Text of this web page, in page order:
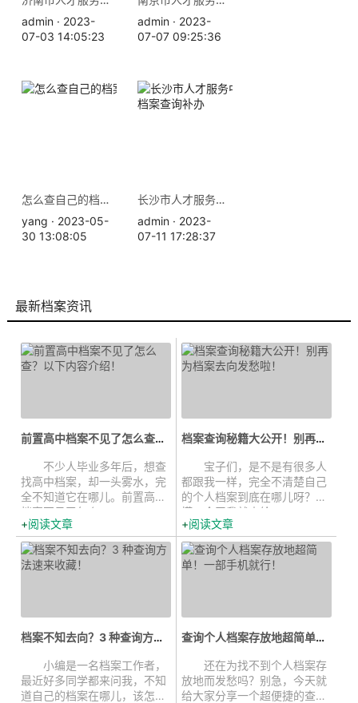
admin · 2023-
07-03 14:05:23
admin · 2023-
07-07 09:25:36
怎么查自己的档案在哪里？
yang · 2023-05-
30 13:08:05
长沙市人才服务中心地址 档案查询补办
admin · 2023-
07-11 17:28:37
最新档案资讯
前置高中档案不见了怎么查？以下内...
不少人毕业多年后，想查
找高中档案，却一头雾水，完
全不知道它在哪儿。前置高中
档案不见了怎么...
阅读文章
档案查询秘籍大公开！别再为档案去...
宝子们，是不是有很多人
都跟我一样，完全不清楚自己
的个人档案到底在哪儿呀？别
慌，今天我就来给...
阅读文章
档案不知去向？3 种查询方法速来收...
小编是一名档案工作者，
最近好多同学都来问我，不知
道自己的档案在哪儿，该怎么
查询个人档案存放地超简单！一部手...
还在为找不到个人档案存
放地而发愁吗？别急，今天就
给大家分享一个超便捷的查询